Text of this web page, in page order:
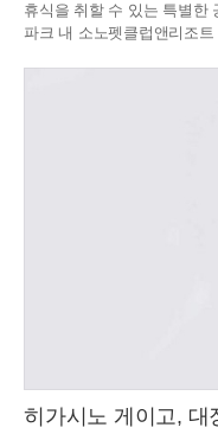
휴식을 취할 수 있는 특별한
파크 내 소노펫클럽앤리조트
히가시노 게이고, 대